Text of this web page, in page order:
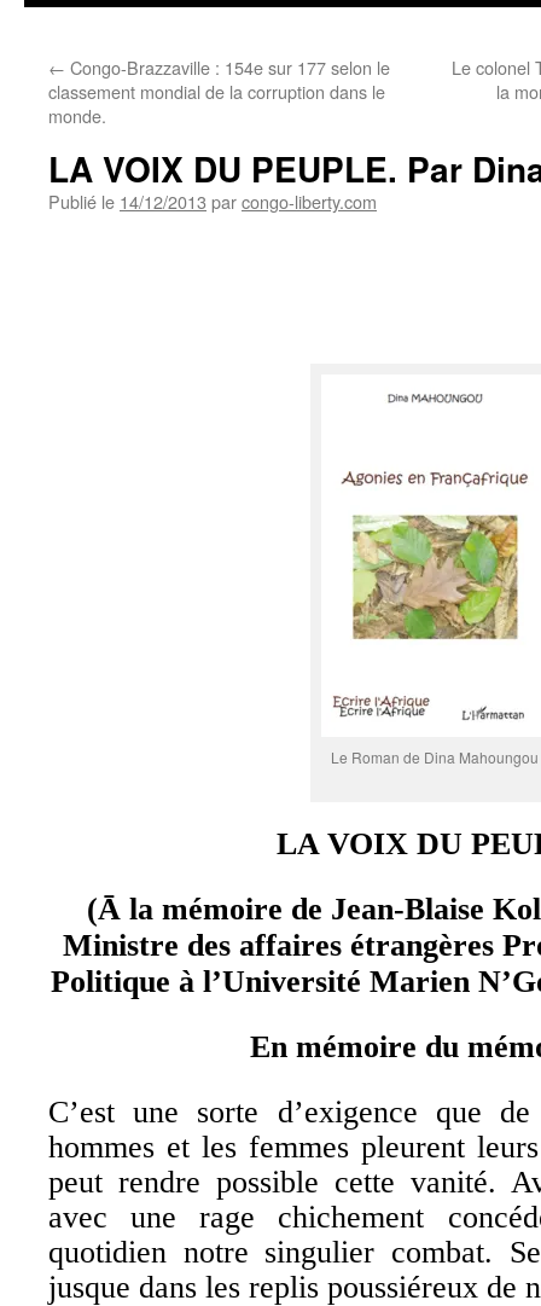
← Congo-Brazzaville : 154e sur 177 selon le
classement mondial de la corruption dans le
monde.
Le colonel
la
LA VOIX DU PEUPLE. Par
Publié le 14/12/2013 parcongo-liberty.com
Le Roman de Dina Mahoungou
LA VOIX DU
(Ᾱ la mémoire de Jean-Blaise
Ministre des affaires étrangères
Politique à l’Université Marien
En mémoire du
C’est une sorte d’exigence que
hommes et les femmes pleurent
peut rendre possible cette vanité.
avec une rage chichement
quotidien notre singulier combat.
jusque dans les replis poussiéreux de